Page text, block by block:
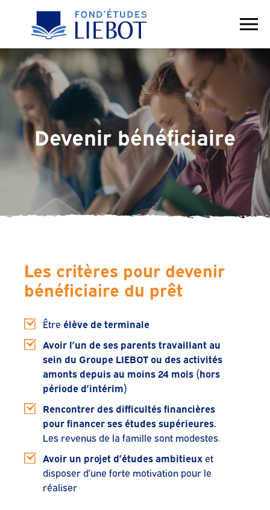
Contact
Devenir bénéficiaire
Les critères pour devenir
bénéficiaire du prêt
Être élève de terminale
Avoir l’un de ses parents travaillant au
sein du Groupe LIEBOT ou des activités
amonts depuis au moins 24 mois (hors
période d’intérim)
Rencontrer des difficultés financières
pour financer ses études supérieures.
Les revenus de la famille sont modestes.
Avoir un projet d’études ambitieux et
disposer d’une forte motivation pour le
réaliser